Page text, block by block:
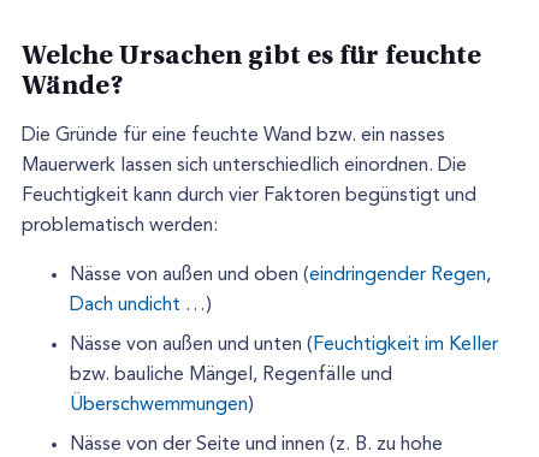
Welche Ursachen gibt es für feuchte
Wände?
Die Gründe für eine feuchte Wand bzw. ein nasses
Mauerwerk lassen sich unterschiedlich einordnen. Die
Feuchtigkeit kann durch vier Faktoren begünstigt und
problematisch werden:
Nässe von außen und oben (eindringender Regen,
Dach undicht …)
Nässe von außen und unten ( Feuchtigkeit im Keller
bzw. bauliche Mängel, Regenfälle und
Überschwemmungen)
Nässe von der Seite und innen (z. B. zu hohe